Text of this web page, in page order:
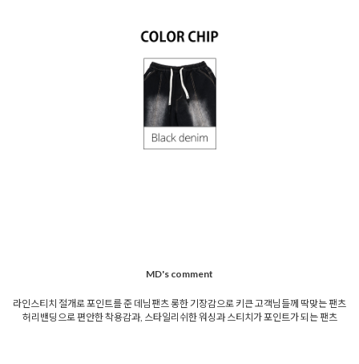
MD's comment
라인스티치 절개로 포인트를 준 데님팬츠 롱한 기장감으로 키큰 고객님들께 딱맞는 팬츠
허리밴딩으로 편안한 착용감과, 스타일리쉬한 워싱과 스티치가 포인트가 되는 팬츠